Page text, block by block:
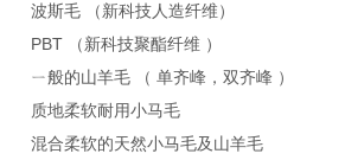
波斯毛 （新科技人造纤维）
PBT （新科技聚酯纤维 ）
ㄧ般的山羊毛 （ 单齐峰，双齐峰 ）
质地柔软耐用小马毛
混合柔软的天然小马毛及山羊毛